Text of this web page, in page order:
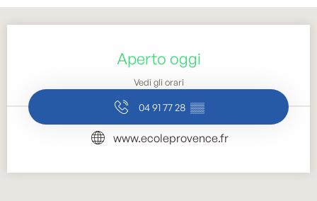
Aperto oggi
Vedi gli orari
04 91 77 28 ▒▒
www.ecoleprovence.fr